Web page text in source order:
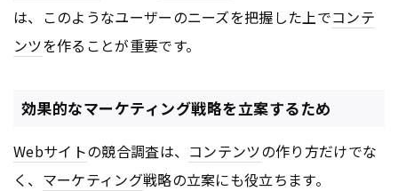
は、このようなユーザーのニーズを把握した上でコンテ
ンツを作ることが重要です。
効果的なマーケティング戦略を立案するため
Webサイトの競合調査は、 コンテンツの作り方だけでな
く、 マーケティング戦略の立案にも役立ちます。